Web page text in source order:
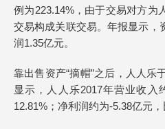
例为223.14%，由于交易对方为
交易构成关联交易。年报显示，
润1.35亿元。
靠出售资产“摘帽”之后，人人乐
显示，人人乐2017年营业收入
12.81%；净利润约为-5.38亿元，